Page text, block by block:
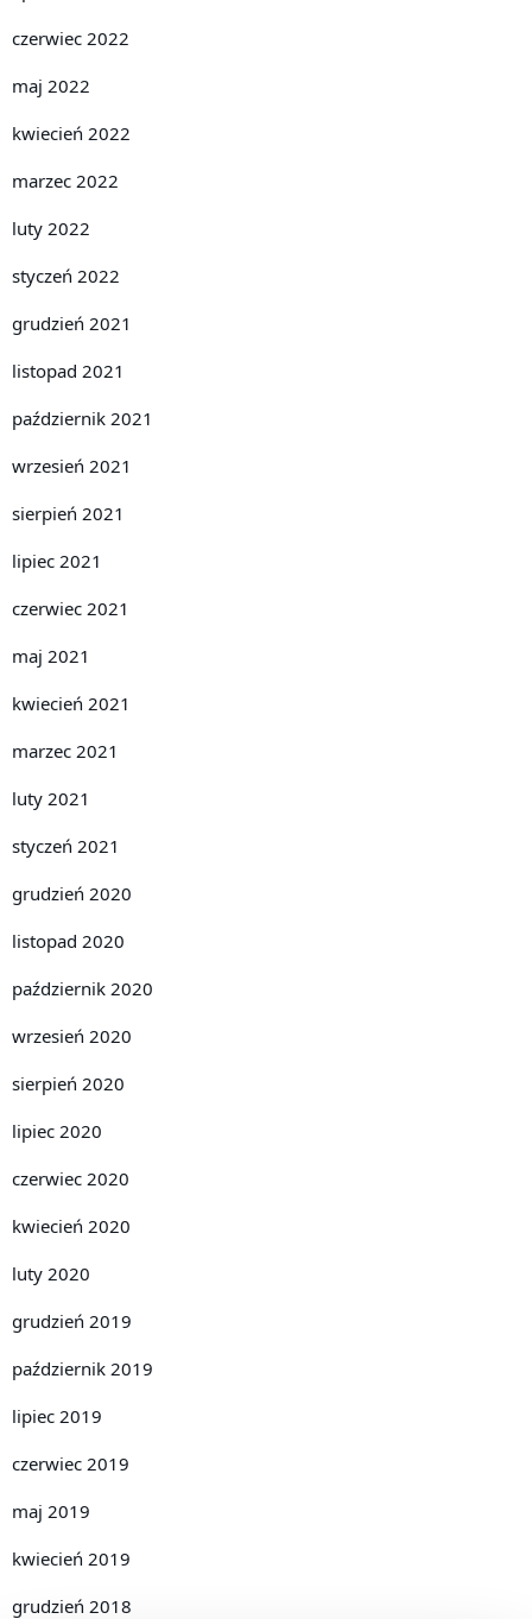
czerwiec 2022
maj 2022
kwiecień 2022
marzec 2022
luty 2022
styczeń 2022
grudzień 2021
listopad 2021
październik 2021
wrzesień 2021
sierpień 2021
lipiec 2021
czerwiec 2021
maj 2021
kwiecień 2021
marzec 2021
luty 2021
styczeń 2021
grudzień 2020
listopad 2020
październik 2020
wrzesień 2020
sierpień 2020
lipiec 2020
czerwiec 2020
kwiecień 2020
luty 2020
grudzień 2019
październik 2019
lipiec 2019
czerwiec 2019
maj 2019
kwiecień 2019
grudzień 2018